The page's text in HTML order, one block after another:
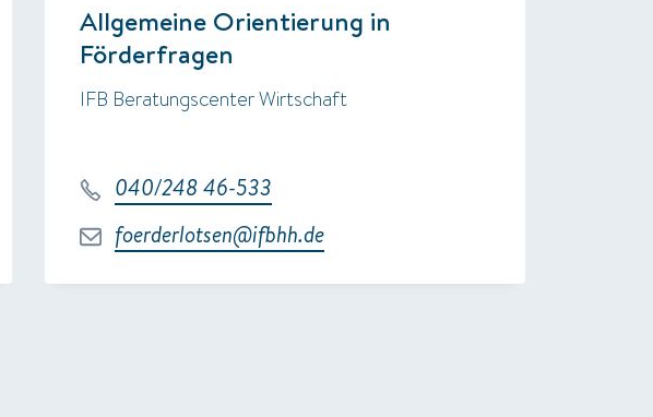
Allgemeine Orientierung in
Förderfragen
IFB Beratungscenter Wirtschaft
040/248 46-533
foerderlotsen@ifbhh.de